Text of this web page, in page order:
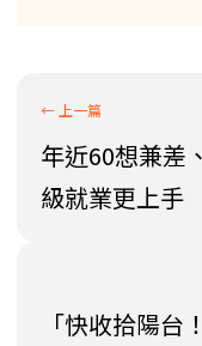
年近60想兼差
級就業更上手
「快收拾陽